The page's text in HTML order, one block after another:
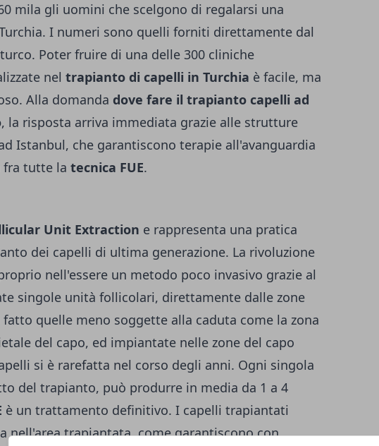
mila gli uomini che scelgono di regalarsi una
I numeri sono quelli forniti direttamente dal
Poter fruire di una delle 300 cliniche
nel trapianto di capelli in Turchia è facile, ma
Alla domanda dove fare il trapianto capelli ad
, la risposta arriva immediata grazie alle strutture
Istanbul, che garantiscono terapie all'avanguardia
fra tutte la tecnica FUE.
Unit Extraction e rappresenta una pratica
dei capelli di ultima generazione. La rivoluzione
nell'essere un metodo poco invasivo grazie al
singole unità follicolari, direttamente dalle zone
quelle meno soggette alla caduta come la zona
del capo, ed impiantate nelle zone del capo
si è rarefatta nel corso degli anni. Ogni singola
del trapianto, può produrre in media da 1 a 4
è un trattamento definitivo. I capelli trapiantati
nell'area trapiantata, come garantiscono con